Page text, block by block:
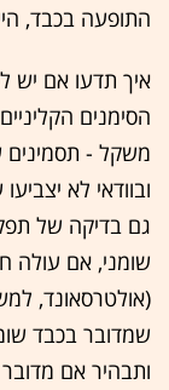
התופעה בכבד,
איך תדעו אם יש
הסימנים
משקל - תסמינים
ובוודאי לא
גם בדיקה של
שומני, אם עולה
(אולטרסאונד,
שמדובר בכבד
ותבהיר אם